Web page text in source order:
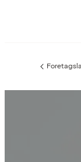
Föregående